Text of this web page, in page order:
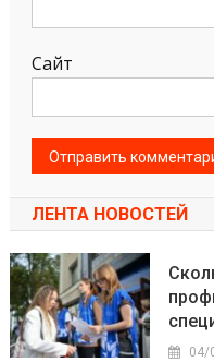
Сайт
ЛЕНТА НОВОСТЕЙ
04/